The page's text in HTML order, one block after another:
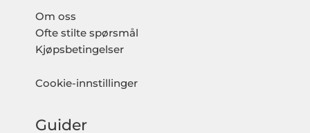
Om oss
Ofte stilte spørsmål
Kjøpsbetingelser
Cookie-innstillinger
Guider